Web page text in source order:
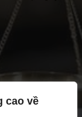
cao về